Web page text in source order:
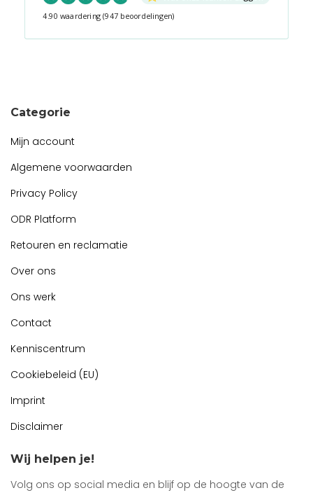
4.90 waardering (947 beoordelingen)
Categorie
Mijn account
Algemene voorwaarden
Privacy Policy
ODR Platform
Retouren en reclamatie
Over ons
Ons werk
Contact
Kenniscentrum
Cookiebeleid (EU)
Imprint
Disclaimer
Wij helpen je!
Volg ons op social media en blijf op de hoogte van de